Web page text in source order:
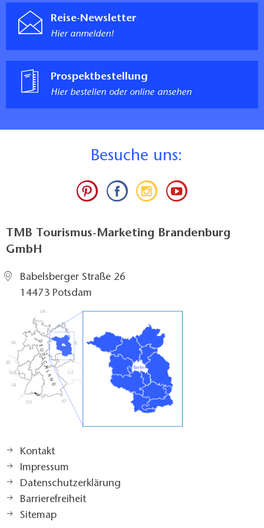
Sie ebenfalls in Groß Kreutz oder direkt in Deetz.
Genießen Sie Ihren Aufenthalt in unserem Ferienhaus
und erleben Sie die Havelregion von ihrer schönsten
Seite!
Reise-Newsletter
Hier anmelden!
Prospektbestellung
Hier bestellen oder online ansehen
Besuche uns:
TMB Tourismus-Marketing Brandenburg
GmbH
Babelsberger Straße 26
14473 Potsdam
Kontakt
Impressum
Datenschutzerklärung
Barrierefreiheit
Sitemap